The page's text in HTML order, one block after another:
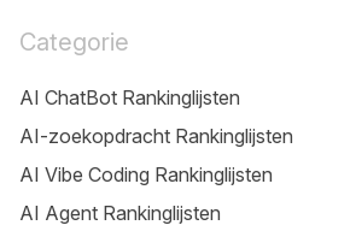
Categorie
AI ChatBot Rankinglijsten
AI-zoekopdracht Rankinglijsten
AI Vibe Coding Rankinglijsten
AI Agent Rankinglijsten